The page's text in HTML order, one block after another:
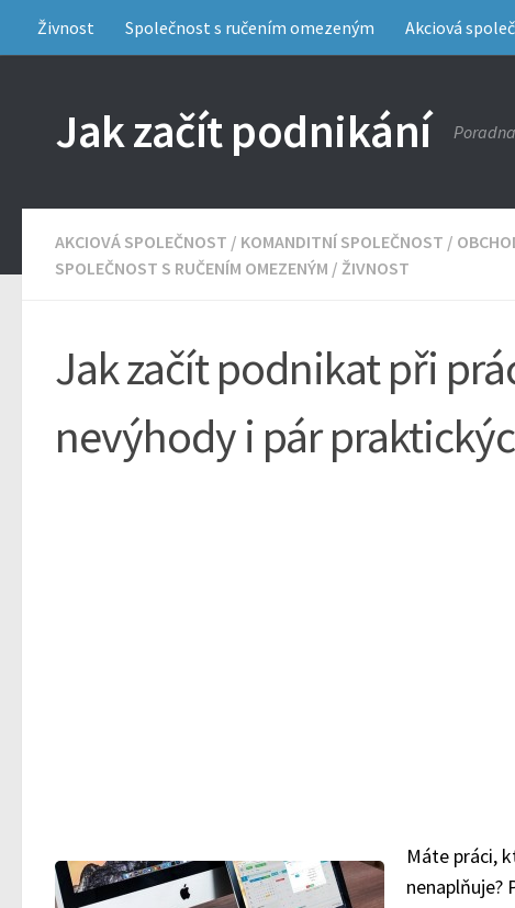
Živnost Společnost s ručením omezeným Akciová
Jak začít podnikání
AKCIOVÁ SPOLEČNOST / KOMANDITNÍ SPOLEČNOST /
SPOLEČNOST S RUČENÍM OMEZENÝM / ŽIVNOST
Jak začít podnikat při
nevýhody i pár
Máte práci,
nenaplňuje?